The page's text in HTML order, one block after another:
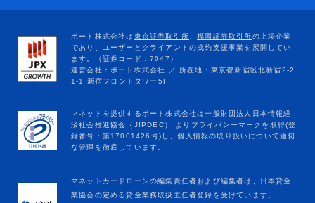
マネットカードローンの編集責任者および編集者は、日本貸金
業協会の定める貸金業務取扱主任者登録を受けています。